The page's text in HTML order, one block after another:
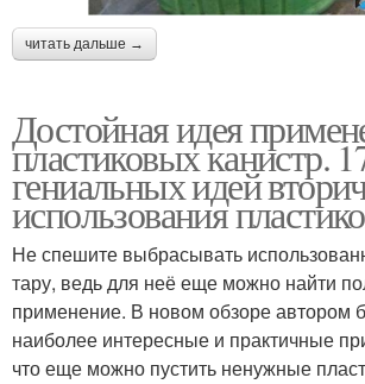
читать дальше →
Достойная идея
пластиковых канистр.
гениальных идей
использования
Не спешите выбрасывать
тару, ведь для неё еще можно найти
применение. В новом обзоре автором
наиболее интересные и практичные
что еще можно пустить ненужные